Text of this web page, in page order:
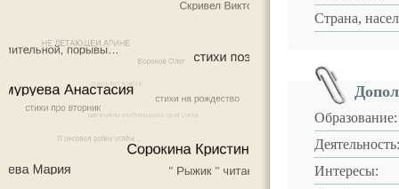
Страна,
Образование:
Деятельность:
Интересы: